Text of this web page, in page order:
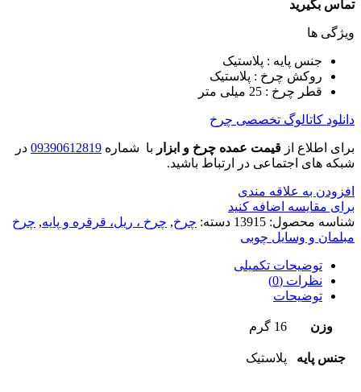
تماس بگیرید
ویژگی ها
جنس پایه : پلاستیک
روکش چرخ : پلاستیک
قطر چرخ : 25 میلی متر
دانلود کاتالوگ تخصصی چرخ
برای اطلاع از قیمت عمده چرخ و ابزار با شماره 09390612819 در
شبکه های اجتماعی در ارتباط باشید.
افزودن به علاقه مندی
برای مقایسه اضافه کنید
شناسه محصول: 13915 دسته: چرخ, چرخ ، ریل، قرقره و پایه, چرخ
مبلمان و وسایل چوبی
توضیحات تکمیلی
نظرات (0)
توضیحات
وزن 16 گرم
جنس پایه پلاستیک